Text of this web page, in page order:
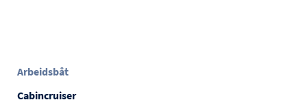
Arbeidsbåt
Cabincruiser